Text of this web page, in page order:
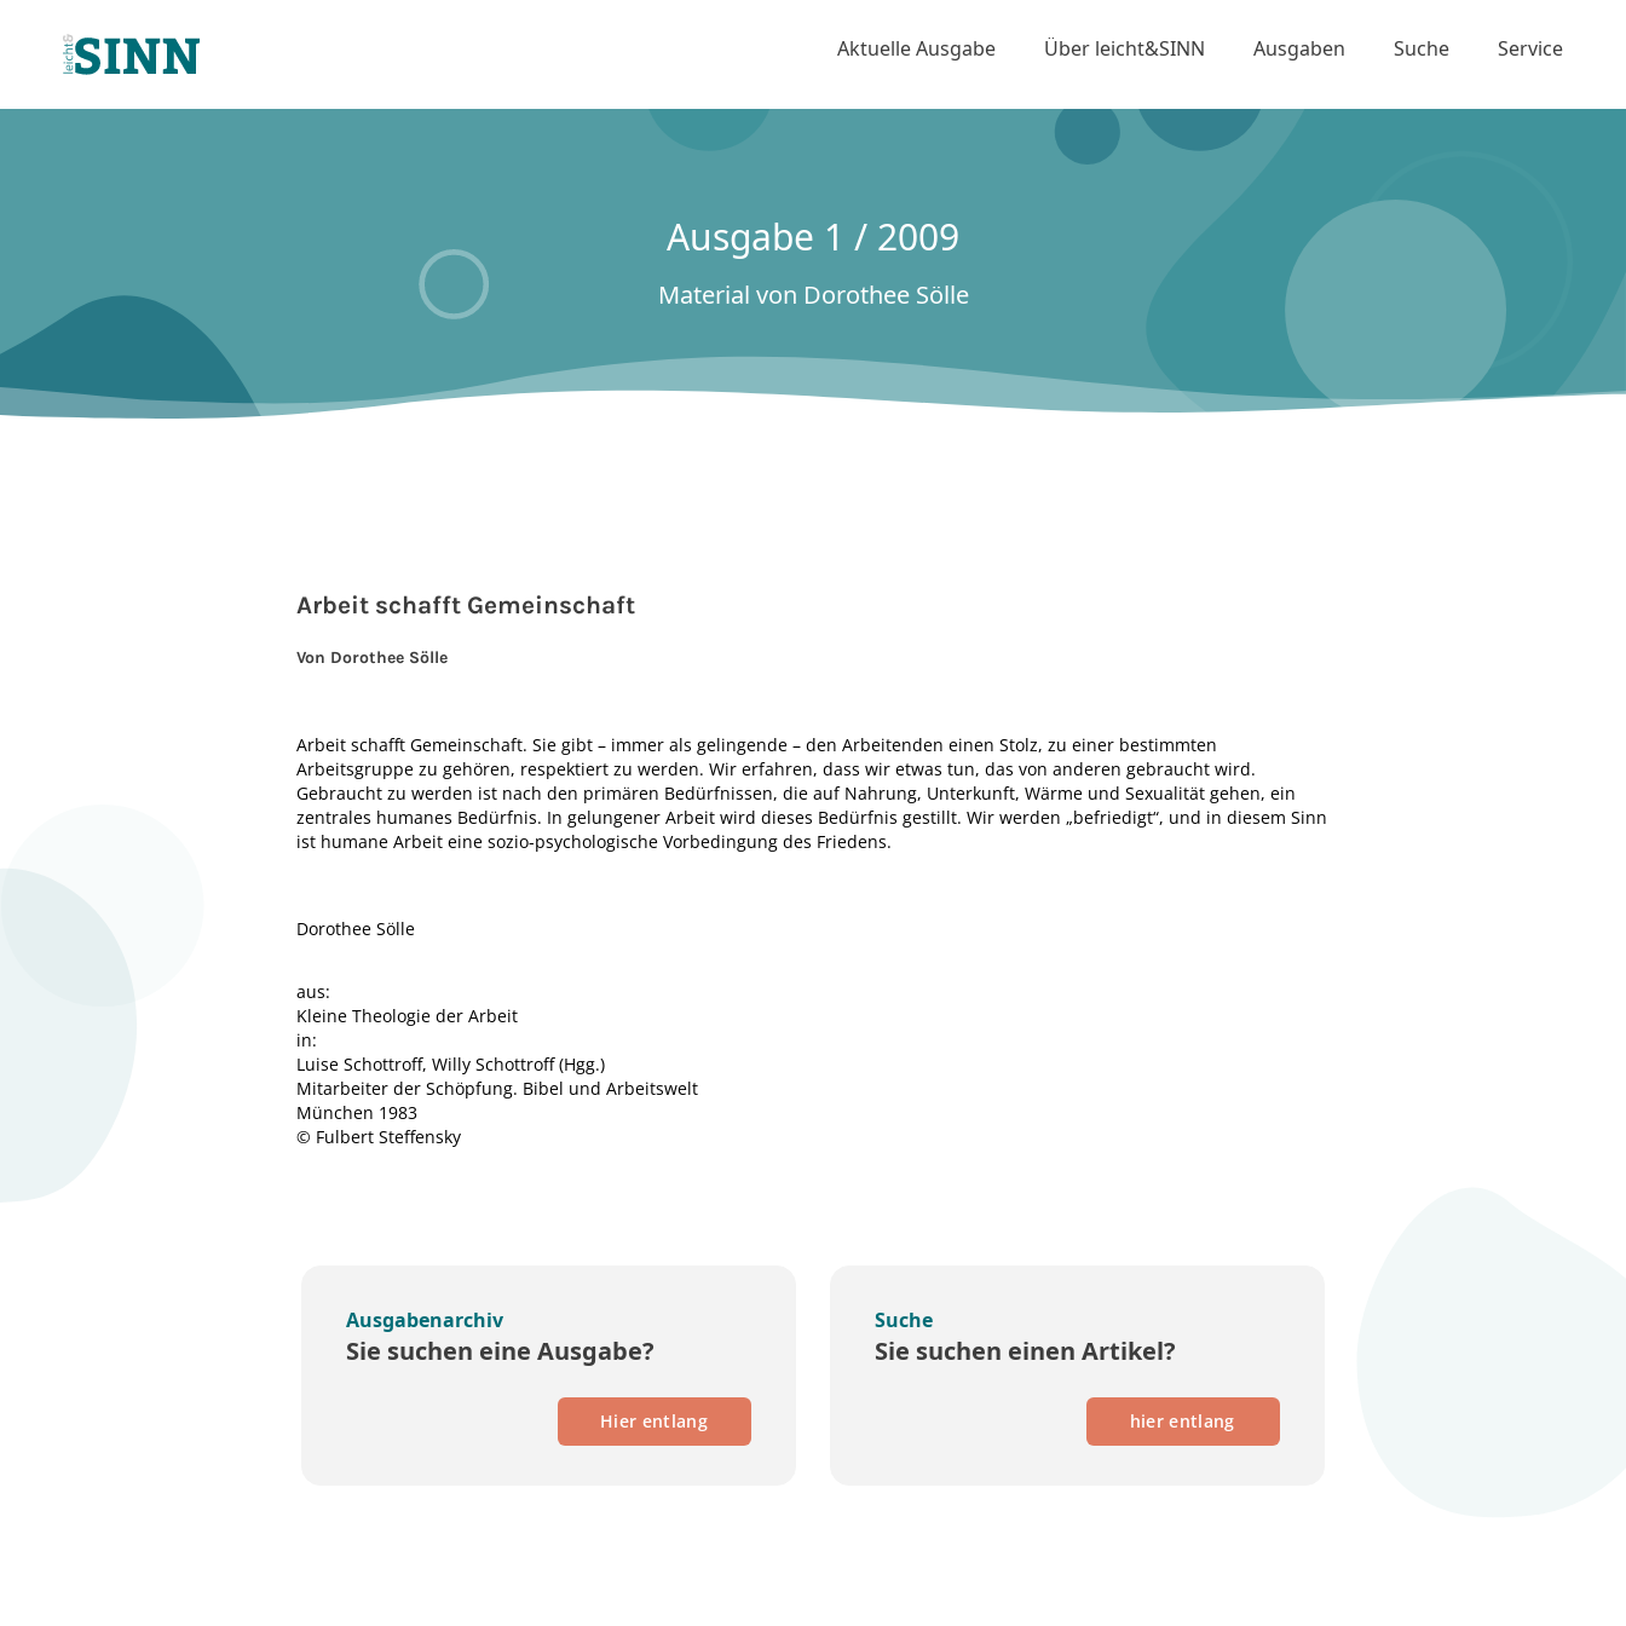
Aktuelle Ausgabe Über leicht&SINN Ausgaben Suche Service
Ausgabe 1 / 2009
Material von Dorothee Sölle
Arbeit schafft Gemeinschaft
Von Dorothee Sölle
Arbeit schafft Gemeinschaft. Sie gibt – immer als gelingende – den Arbeitenden einen Stolz, zu einer bestimmten
Arbeitsgruppe zu gehören, respektiert zu werden. Wir erfahren, dass wir etwas tun, das von anderen gebraucht wird.
Gebraucht zu werden ist nach den primären Bedürfnissen, die auf Nahrung, Unterkunft, Wärme und Sexualität gehen, ein
zentrales humanes Bedürfnis. In gelungener Arbeit wird dieses Bedürfnis gestillt. Wir werden „befriedigt“, und in diesem Sinn
ist humane Arbeit eine sozio-psychologische Vorbedingung des Friedens.
Dorothee Sölle
aus:
Kleine Theologie der Arbeit
in:
Luise Schottroff, Willy Schottroff (Hgg.)
Mitarbeiter der Schöpfung. Bibel und Arbeitswelt
München 1983
© Fulbert Steffensky
Ausgabenarchiv
Sie suchen eine Ausgabe?
Hier entlang
Suche
Sie suchen einen Artikel?
hier entlang